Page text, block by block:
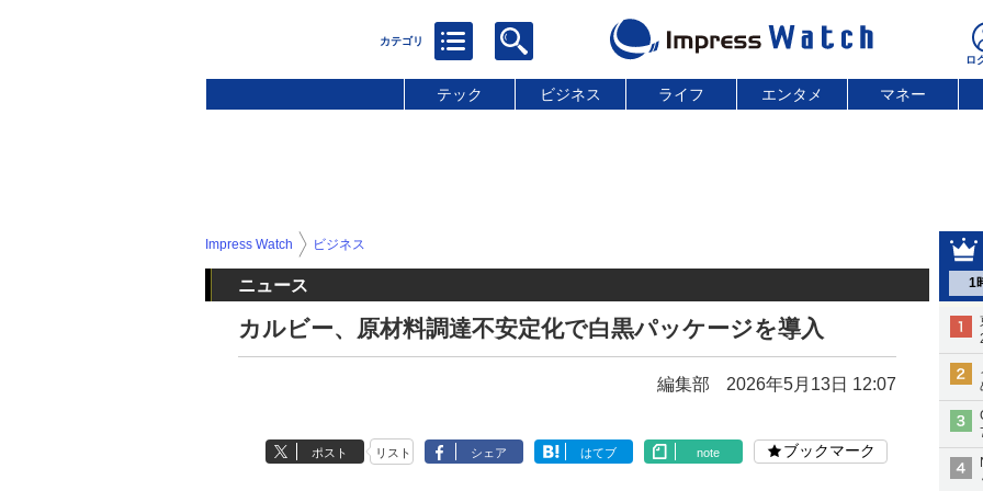
テック ビジネス ライフ エンタメ マネー
1
Impress Watch ビジネス
ニュース
カルビー、原材料調達不安定化で白黒パッケージを導入
編集部 2026年5月13日 12:07
ポスト リスト シェア はてブ note ブックマーク